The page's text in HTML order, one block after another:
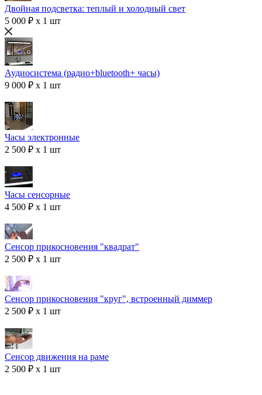
Двойная подсветка: теплый и холодный свет
5 000 ₽ x 1 шт
Аудиосистема (радио+bluetooth+ часы)
9 000 ₽ x 1 шт
Часы электронные
2 500 ₽ x 1 шт
Часы сенсорные
4 500 ₽ x 1 шт
Сенсор прикосновения "квадрат"
2 500 ₽ x 1 шт
Сенсор прикосновения "круг", встроенный диммер
2 500 ₽ x 1 шт
Сенсор движения на раме
2 500 ₽ x 1 шт